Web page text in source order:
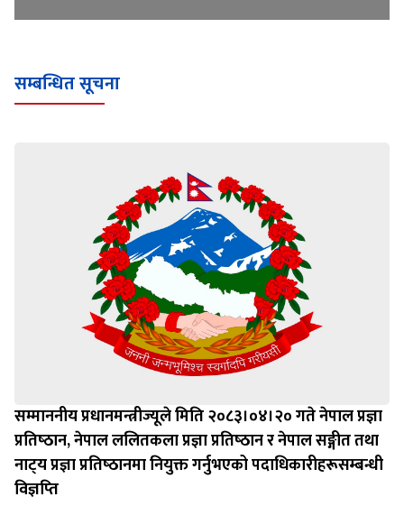
सम्बन्धित सूचना
सम्माननीय प्रधानमन्त्रीज्यूले मिति २०८३।०४।२० गते नेपाल प्रज्ञा
प्रतिष्‍ठान, नेपाल ललितकला प्रज्ञा प्रतिष्‍ठान र नेपाल सङ्गीत तथा
नाट्‍य प्रज्ञा प्रतिष्‍ठानमा नियुक्त गर्नुभएको पदाधिकारीहरूसम्बन्धी
विज्ञप्‍ति